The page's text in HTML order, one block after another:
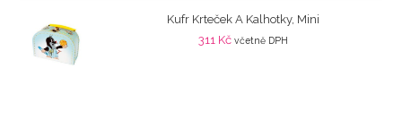
Kufr Krteček A Kalhotky, Mini
311 Kč včetně DPH